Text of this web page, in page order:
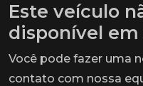
Este veículo
disponível em
Você pode fazer uma
contato com nossa